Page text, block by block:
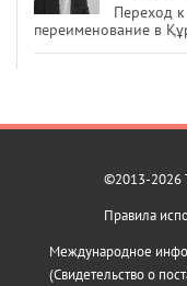
Переход
переименование в
©2013-2026
Правила
Международное
(Свидетельство о